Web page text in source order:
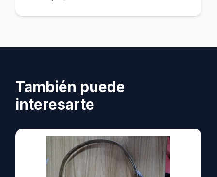
También puede
interesarte